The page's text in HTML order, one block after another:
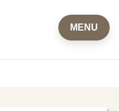
MENU